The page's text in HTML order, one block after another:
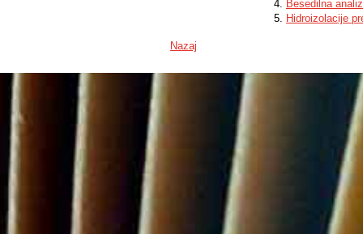
Besedilna
Hidroizolacije
Nazaj